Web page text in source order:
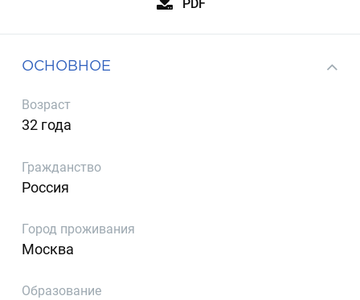
PDF
ОСНОВНОЕ
Возраст
32 года
Гражданство
Россия
Город проживания
Москва
Образование